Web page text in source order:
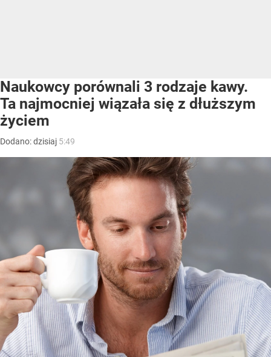
Naukowcy porównali 3 rodzaje kawy.
Ta najmocniej wiązała się z dłuższym
życiem
Dodano:dzisiaj 5:49